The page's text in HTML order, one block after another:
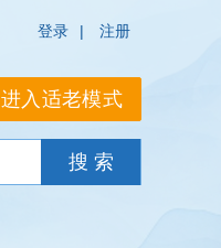
登录 | 注册
进入适老模式